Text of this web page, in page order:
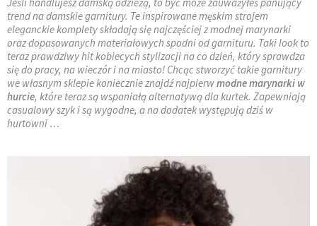
trend na damskie garnitury. Te inspirowane męskim strojem
eleganckie komplety składają się najczęściej z modnej marynarki
oraz dopasowanych materiałowych spodni od garnituru. Taki look to
teraz prawdziwy hit kobiecych stylizacji na co dzień, który sprawdza
się do pracy, na wieczór i na miasto! Chcąc stworzyć takie garnitury
we własnym sklepie koniecznie znajdź najpierwmodne marynarki w
hurcie, które teraz są wspaniałą alternatywą dla kurtek. Zapewniają
casualowy szyk i są wygodne, a na dodatek występują dziś w
hurtowni …